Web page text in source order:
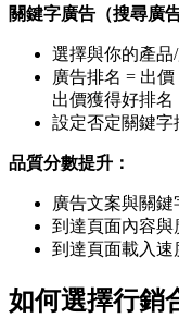
關鍵字廣告（搜尋廣
選擇與你的產
廣告排名 = 出
出價獲得好排名
設定否定關鍵
品質分數提升：
廣告文案與關鍵
到達頁面內容與
到達頁面載入
如何選擇行銷